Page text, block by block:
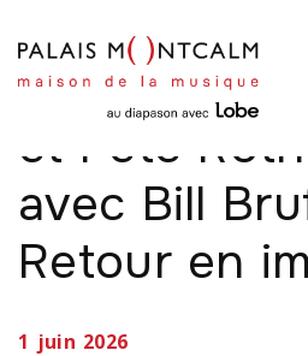
Mark Lettieri
et Pete
avec Bill
Retour en
1 juin 2026